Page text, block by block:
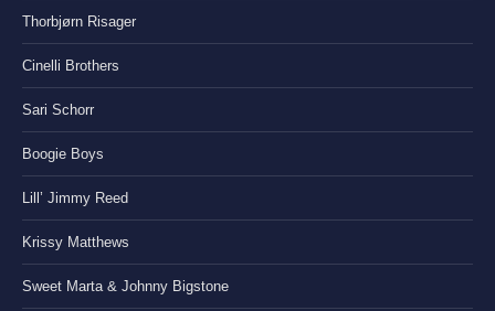
Thorbjørn Risager
Cinelli Brothers
Sari Schorr
Boogie Boys
Lill’ Jimmy Reed
Krissy Matthews
Sweet Marta & Johnny Bigstone